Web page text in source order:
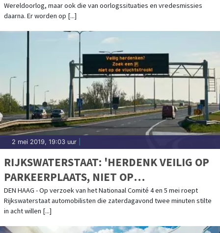
Wereldoorlog, maar ook die van oorlogssituaties en vredesmissies
daarna. Er worden op [...]
2 mei 2019, 19:03 uur
RIJKSWATERSTAAT: 'HERDENK VEILIG OP
PARKEERPLAATS, NIET OP
VLUCHTSTROOK'
DEN HAAG - Op verzoek van het Nationaal Comité 4 en 5 mei roept
Rijkswaterstaat automobilisten die zaterdagavond twee minuten stilte
in acht willen [...]